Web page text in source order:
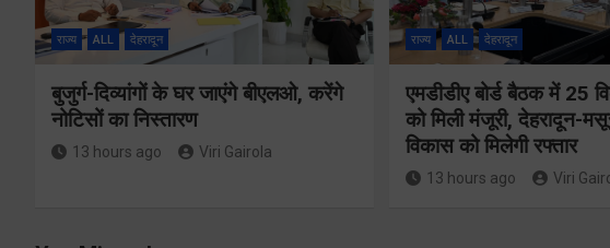
राज्य ALL देहरादून
बुजुर्ग-दिव्यांगों के घर जाएंगे बीएलओ, करेंगे
नोटिसों का निस्तारण
13 hours ago Viri Gairola
राज्य ALL देहरादून
एमडीडीए बोर्ड बैठक में 25
को मिली मंजूरी, देहरादून-
विकास को मिलेगी रफ्तार
13 hours ago Viri